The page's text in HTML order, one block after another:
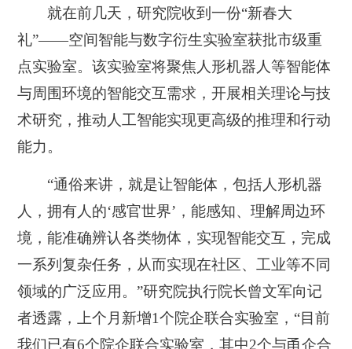
就在前几天，研究院收到一份“新春大
礼”——空间智能与数字衍生实验室获批市级重
点实验室。该实验室将聚焦人形机器人等智能体
与周围环境的智能交互需求，开展相关理论与技
术研究，推动人工智能实现更高级的推理和行动
能力。
“通俗来讲，就是让智能体，包括人形机器
人，拥有人的‘感官世界’，能感知、理解周边环
境，能准确辨认各类物体，实现智能交互，完成
一系列复杂任务，从而实现在社区、工业等不同
领域的广泛应用。”研究院执行院长曾文军向记
者透露，上个月新增1个院企联合实验室，“目前
我们已有6个院企联合实验室，其中2个与甬企合